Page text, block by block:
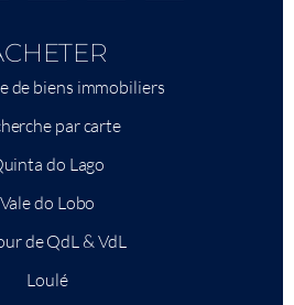
de biens immobiliers
par carte
do Lago
Vale do Lobo
de QdL & VdL
Loulé